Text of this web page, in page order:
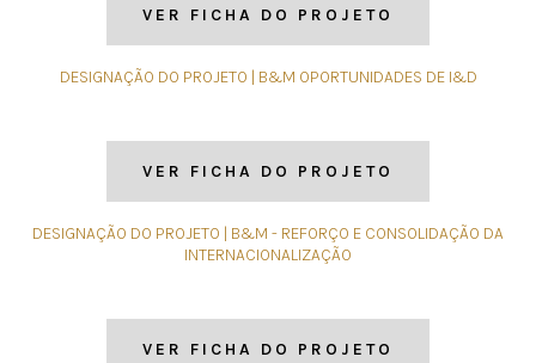
VER FICHA DO PROJETO
DESIGNAÇÃO DO PROJETO | B&M OPORTUNIDADES DE I&D
VER FICHA DO PROJETO
DESIGNAÇÃO DO PROJETO | B&M - REFORÇO E CONSOLIDAÇÃO DA
INTERNACIONALIZAÇÃO
VER FICHA DO PROJETO